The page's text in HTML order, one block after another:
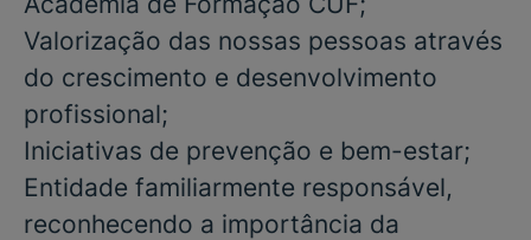
Valorização das nossas pessoas através
do crescimento e desenvolvimento
profissional;
Iniciativas de prevenção e bem-estar;
Entidade familiarmente responsável,
reconhecendo a importância da